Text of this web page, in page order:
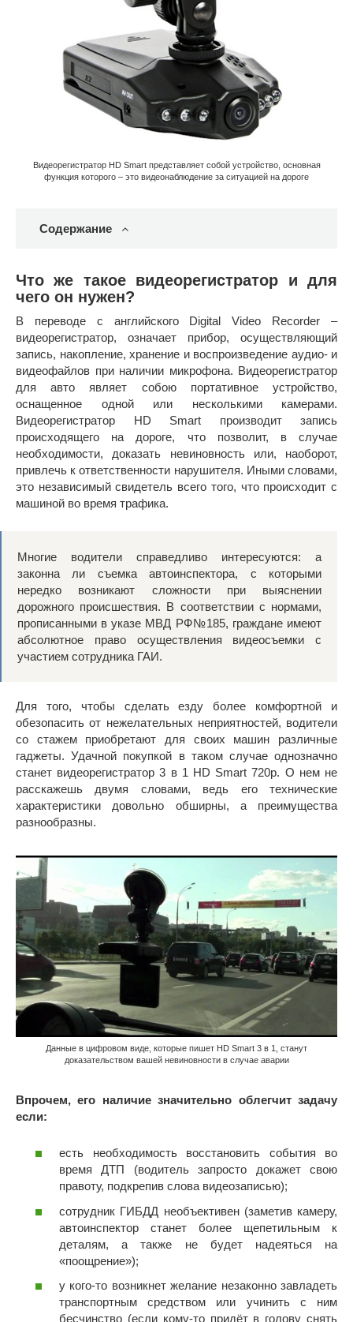
Видеорегистратор HD Smart представляет собой устройство, основная
функция которого – это видеонаблюдение за ситуацией на дороге
Содержание
Что же такое видеорегистратор и для
чего он нужен?
В переводе с английского Digital Video Recorder –
видеорегистратор, означает прибор, осуществляющий
запись, накопление, хранение и воспроизведение аудио- и
видеофайлов при наличии микрофона. Видеорегистратор
для авто являет собою портативное устройство,
оснащенное одной или несколькими камерами.
Видеорегистратор HD Smart производит запись
происходящего на дороге, что позволит, в случае
необходимости, доказать невиновность или, наоборот,
привлечь к ответственности нарушителя. Иными словами,
это независимый свидетель всего того, что происходит с
машиной во время трафика.
Многие водители справедливо интересуются: а
законна ли съемка автоинспектора, с которыми
нередко возникают сложности при выяснении
дорожного происшествия. В соответствии с нормами,
прописанными в указе МВД РФ№185, граждане имеют
абсолютное право осуществления видеосъемки с
участием сотрудника ГАИ.
Для того, чтобы сделать езду более комфортной и
обезопасить от нежелательных неприятностей, водители
со стажем приобретают для своих машин различные
гаджеты. Удачной покупкой в таком случае однозначно
станет видеорегистратор 3 в 1 HD Smart 720p. О нем не
расскажешь двумя словами, ведь его технические
характеристики довольно обширны, а преимущества
разнообразны.
Данные в цифровом виде, которые пишет HD Smart 3 в 1, станут
доказательством вашей невиновности в случае аварии
Впрочем, его наличие значительно облегчит задачу
если:
есть необходимость восстановить события во
время ДТП (водитель запросто докажет свою
правоту, подкрепив слова видеозаписью);
сотрудник ГИБДД необъективен (заметив камеру,
автоинспектор станет более щепетильным к
деталям, а также не будет надеяться на
«поощрение»);
у кого-то возникнет желание незаконно завладеть
транспортным средством или учинить с ним
бесчинство (если кому-то придёт в голову снять